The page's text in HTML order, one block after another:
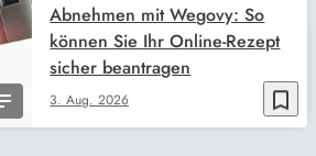
bookmark_border
3. Aug. 2026
Abnehmen mit Wegovy: So
können Sie Ihr Online-Rezept
sicher beantragen